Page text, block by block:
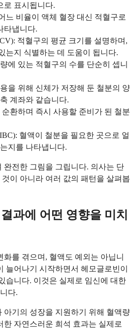
로 표시됩니다.
느 비율이 액체 혈장 대신 적혈구로
타냅니다.
적혈구의 평균 크기를 설명하며,
는지 식별하는 데 도움이 됩니다.
에 있는 적혈구의 수를 단순히 셉니
을 위해 신체가 저장해 둔 철분의 양
계좌와 같습니다.
환하며 즉시 사용할 준비가 된 철분
혈액이 철분을 필요한 곳으로 얼
지를 나타냅니다.
완전한 그림을 그립니다. 의사는 단
이 아니라 여러 값의 패턴을 살펴봅
과에 어떤 영향을 미치
를 겪으며, 혈액도 예외는 아닙니
늘어나기 시작하면서 헤모글로빈이
습니다. 이것은 실제로 임신에 대한
다.
아기의 성장을 지원하기 위해 혈액량
한 자연스러운 희석 효과는 실제로